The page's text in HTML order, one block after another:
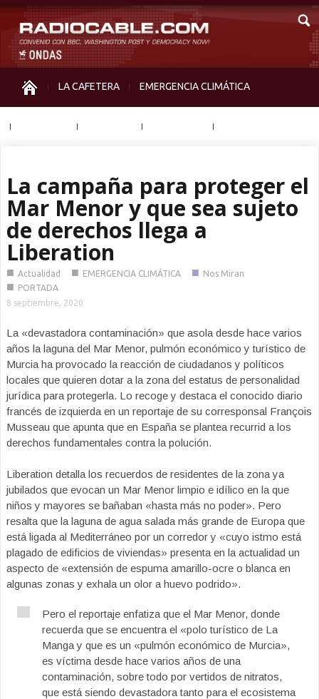
LA CAFETERA EMERGENCIA CLIMÁTICA
La campaña para proteger el
Mar Menor y que sea sujeto
de derechos llega a
Liberation
■ Actualidad ■ EMERGENCIA CLIMÁTICA ■ Nos Miran
■ PORTADA
8 septiembre, 2020
La «devastadora contaminación» que asola desde hace varios
años la laguna del Mar Menor, pulmón económico y turístico de
Murcia ha provocado la reacción de ciudadanos y políticos
locales que quieren dotar a la zona del estatus de personalidad
jurídica para protegerla. Lo recoge y destaca el conocido diario
francés de izquierda en un reportaje de su corresponsal François
Musseau que apunta que en España se plantea recurrid a los
derechos fundamentales contra la polución.
Liberation detalla los recuerdos de residentes de la zona ya
jubilados que evocan un Mar Menor limpio e idílico en la que
niños y mayores se bañaban «hasta más no poder». Pero
resalta que la laguna de agua salada más grande de Europa que
está ligada al Mediterráneo por un corredor y «cuyo istmo está
plagado de edificios de viviendas» presenta en la actualidad un
aspecto de «extensión de espuma amarillo-ocre o blanca en
algunas zonas y exhala un olor a huevo podrido».
Pero el reportaje enfatiza que el Mar Menor, donde
recuerda que se encuentra el «polo turístico de La
Manga y que es un «pulmón económico de Murcia»,
es víctima desde hace varios años de una
contaminación, sobre todo por vertidos de nitratos,
que está siendo devastadora tanto para el ecosistema